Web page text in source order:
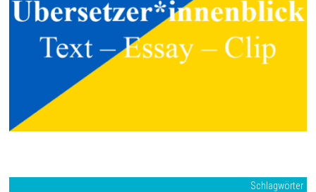
Schlagwörter